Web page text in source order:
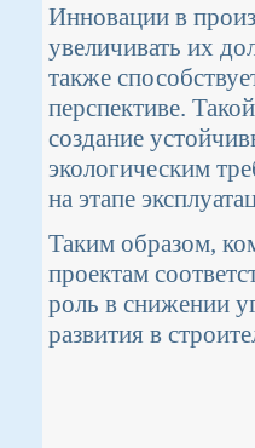
Инновации в
увеличивать их
также
перспективе.
создание
экологическим
на этапе
Таким образом,
проектам
роль в снижении
развития в